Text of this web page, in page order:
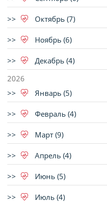
Октябрь (7)
Ноябрь (6)
Декабрь (4)
2026
Январь (5)
Февраль (4)
Март (9)
Апрель (4)
Июнь (5)
Июль (4)